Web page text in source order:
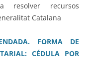
resolver recursos
Catalana
FORMA DE
CÉDULA POR